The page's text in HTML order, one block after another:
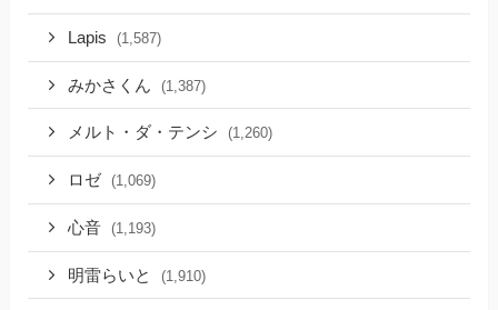
Lapis (1,587)
みかさくん (1,387)
メルト・ダ・テンシ (1,260)
ロゼ (1,069)
心音 (1,193)
明雷らいと (1,910)